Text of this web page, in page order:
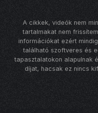
A cikkek, videók nem
tartalmakat nem
információkat ezért
található szoftveres és
tapasztalatokon alapulnak
díjat, hacsak ez nincs